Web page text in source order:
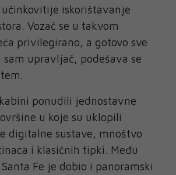
iskorištavanje
Vozač se u takvom
privilegirano, a gotovo sve
sam upravljač, podešava se
ponudili jednostavne
u koje su uklopili
digitalne sustave, mnoštvo
i klasičnih tipki. Među
Fe je dobio i panoramski